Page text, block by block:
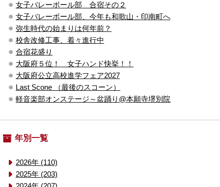
女子バレーボール部 合宿その２
女子バレーボール部、今年も和歌山・印南町へ
弥生時代の始まりは何年前？
校舎改修工事、着々進行中
合宿花盛り
大阪府５位！ 女子ハンド快挙！！
大阪府公立高校進学フェア2027
Last Scone （最後のスコーン）
軽音楽部オンステージ～盆踊り@本願寺堺別院
年別一覧
2026年 (110)
2025年 (203)